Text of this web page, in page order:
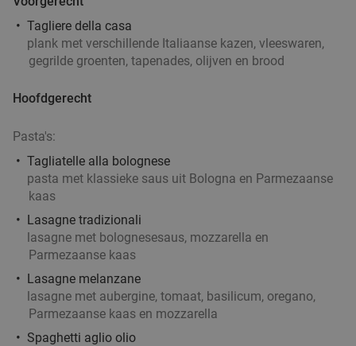
Tagliere della casa
plank met verschillende Italiaanse kazen, vleeswaren,
gegrilde groenten, tapenades, olijven en brood
Hoofdgerecht
Pasta's:
Tagliatelle alla bolognese
pasta met klassieke saus uit Bologna en Parmezaanse
kaas
Lasagne tradizionali
lasagne met bolognesesaus, mozzarella en
Parmezaanse kaas
Lasagne melanzane
lasagne met aubergine, tomaat, basilicum, oregano,
Parmezaanse kaas en mozzarella
Spaghetti aglio olio